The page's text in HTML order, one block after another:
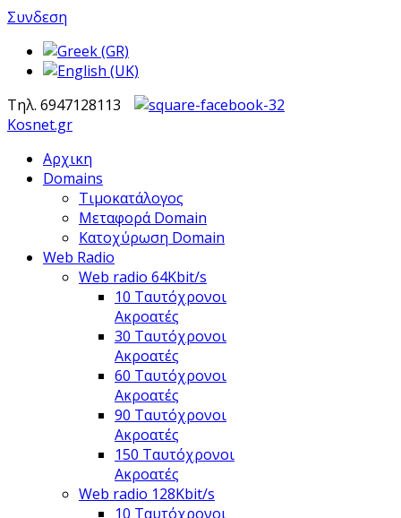
Συνδεση
Τηλ. 6947128113
Kosnet.gr
Αρχικη
Domains
Τιμοκατάλογος
Μεταφορά Domain
Κατοχύρωση Domain
Web Radio
Web radio 64Kbit/s
10 Ταυτόχρονοι
Ακροατές
30 Ταυτόχρονοι
Ακροατές
60 Ταυτόχρονοι
Ακροατές
90 Ταυτόχρονοι
Ακροατές
150 Ταυτόχρονοι
Ακροατές
Web radio 128Kbit/s
10 Ταυτόχρονοι